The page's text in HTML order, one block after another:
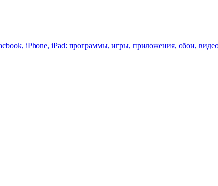
iPhone, iPad: программы, игры, приложения, обои, видео